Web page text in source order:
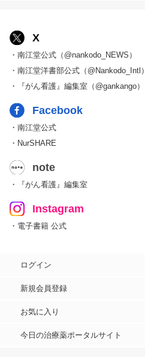
X
・南江堂公式（@nankodo_NEWS）
・南江堂洋書部公式（@Nankodo_Intl）
・『がん看護』編集室（@gankango）
Facebook
・南江堂公式
・NurSHARE
note
・『がん看護』編集室
Instagram
・電子書籍 公式
ログイン
新規会員登録
お気に入り
今日の治療薬ポータルサイト